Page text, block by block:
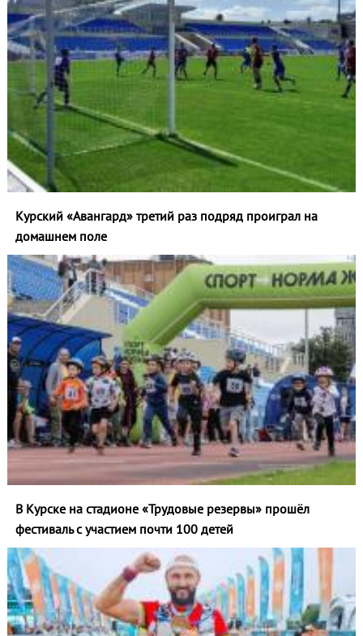
Курский «Авангард» третий раз подряд проиграл на
домашнем поле
В Курске на стадионе «Трудовые резервы» прошёл
фестиваль с участием почти 100 детей